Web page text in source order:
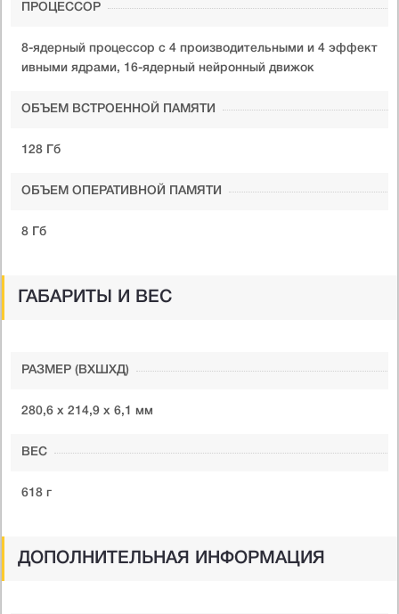
ПРОЦЕССОР
8-ядерный процессор с 4 производительными и 4 эффект
ивными ядрами, 16-ядерный нейронный движок
ОБЪЕМ ВСТРОЕННОЙ ПАМЯТИ
128 Гб
ОБЪЕМ ОПЕРАТИВНОЙ ПАМЯТИ
8 Гб
ГАБАРИТЫ И ВЕС
РАЗМЕР (ВXШXД)
280,6 х 214,9 х 6,1 мм
ВЕС
618 г
ДОПОЛНИТЕЛЬНАЯ ИНФОРМАЦИЯ